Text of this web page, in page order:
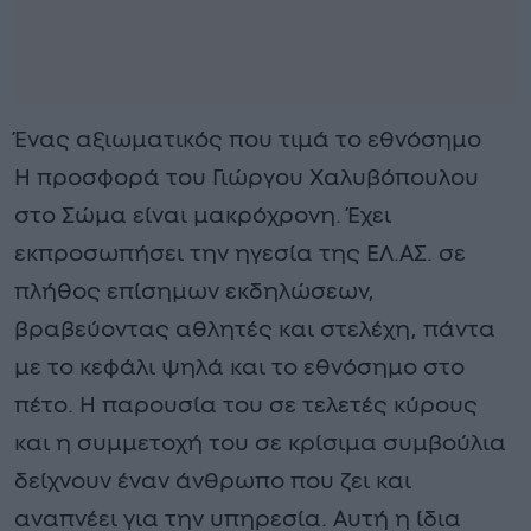
Ένας αξιωματικός που τιμά το εθνόσημο
Η προσφορά του Γιώργου Χαλυβόπουλου
στο Σώμα είναι μακρόχρονη. Έχει
εκπροσωπήσει την ηγεσία της ΕΛ.ΑΣ. σε
πλήθος επίσημων εκδηλώσεων,
βραβεύοντας αθλητές και στελέχη, πάντα
με το κεφάλι ψηλά και το εθνόσημο στο
πέτο. Η παρουσία του σε τελετές κύρους
και η συμμετοχή του σε κρίσιμα συμβούλια
δείχνουν έναν άνθρωπο που ζει και
αναπνέει για την υπηρεσία. Αυτή η ίδια